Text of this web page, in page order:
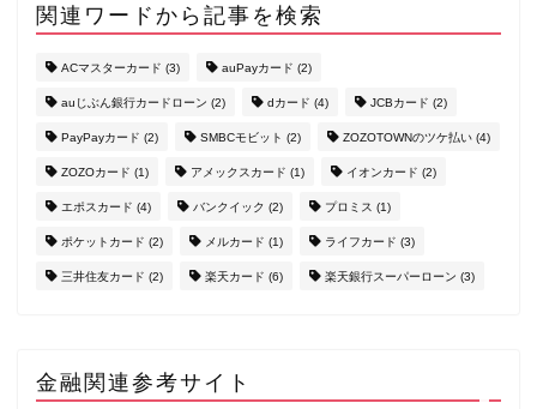
関連ワードから記事を検索
ACマスターカード (3) auPayカード (2)
auじぶん銀行カードローン (2) dカード (4) JCBカード (2)
PayPayカード (2) SMBCモビット (2) ZOZOTOWNのツケ払い (4)
ZOZOカード (1) アメックスカード (1) イオンカード (2)
エポスカード (4) バンクイック (2) プロミス (1)
ポケットカード (2) メルカード (1) ライフカード (3)
三井住友カード (2) 楽天カード (6) 楽天銀行スーパーローン (3)
金融関連参考サイト
クレジットカード